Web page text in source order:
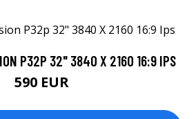
P32P 32" 3840 X 2160 16:9 IPS
590 EUR